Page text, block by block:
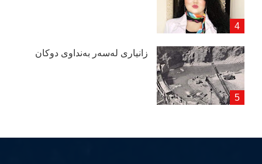
زانیاری لەسەر بەنداوی دوكان